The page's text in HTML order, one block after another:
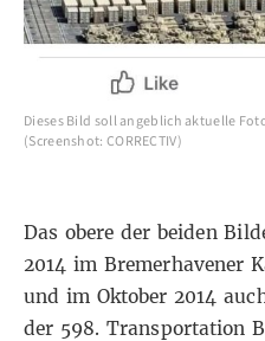
Dieses Bild soll angeblich aktuelle
(Screenshot: CORRECTIV)
Das obere der beiden
2014 im Bremerhavener
und im Oktober 2014
der 598. Transportation